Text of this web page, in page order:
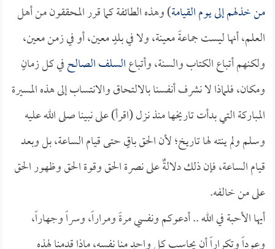
من خذلهم إلى يوم القيامة) وهذه الطائفة كما قرر المحققون من أهل
العلم، أنها ليست جماعةً معينة، ولا في بلدٍ معين، أو في زمن معين،
ولكنهم أتباع الكتاب والسنة، وأتباعالسلف الصالحفي كل زمانٍ
ومكان، فلماذا لا نشرف أنفسنا بالالتحاق والانتساب إلى هذه المسيرة
المباركة التي بدأت تاريخها منذ نزل (اقرأ) على نبينا صلى الله عليه
وسلم ولم ينته لها تاريخ؛ لأن الحق باقٍ حتى قيام الساعة، بل وبعد
قيام الساعة، فإن ذلك دلالةٌ على نصرة الحق وقوة الحق وظهور الحق
على من خالفه.
أيها الأحبة في الله .. أدعوكم ونفسي مرةً ومراراً، وسراً وجهاراً،